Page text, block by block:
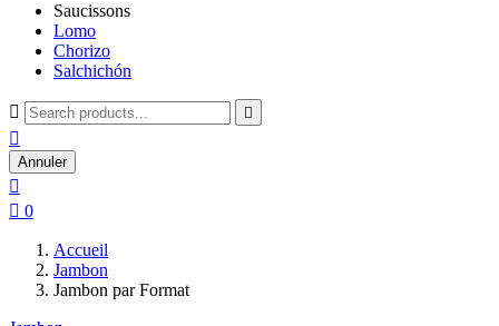
Saucissons
Lomo
Chorizo
Salchichón
 

Annuler

 0
Accueil
Jambon
Jambon par Format